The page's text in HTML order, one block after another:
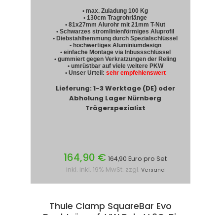
• max. Zuladung 100 Kg
• 130cm Tragrohrlänge
• 81x27mm Alurohr mit 21mm T-Nut
• Schwarzes stromlinienförmiges Aluprofil
• Diebstahlhemmung durch Spezialschlüssel
• hochwertiges Aluminiumdesign
• einfache Montage via Inbussschlüssel
• gummiert gegen Verkratzungen der Reling
• umrüstbar auf viele weitere PKW
• Unser Urteil: sehr empfehlenswert
Lieferung: 1-3 Werktage (DE) oder
Abholung Lager Nürnberg
Trägerspezialist
164,90 € 164,90 Euro pro Set
inkl. inkl. 19% MwSt. zzgl. Versand
Thule Clamp SquareBar Evo